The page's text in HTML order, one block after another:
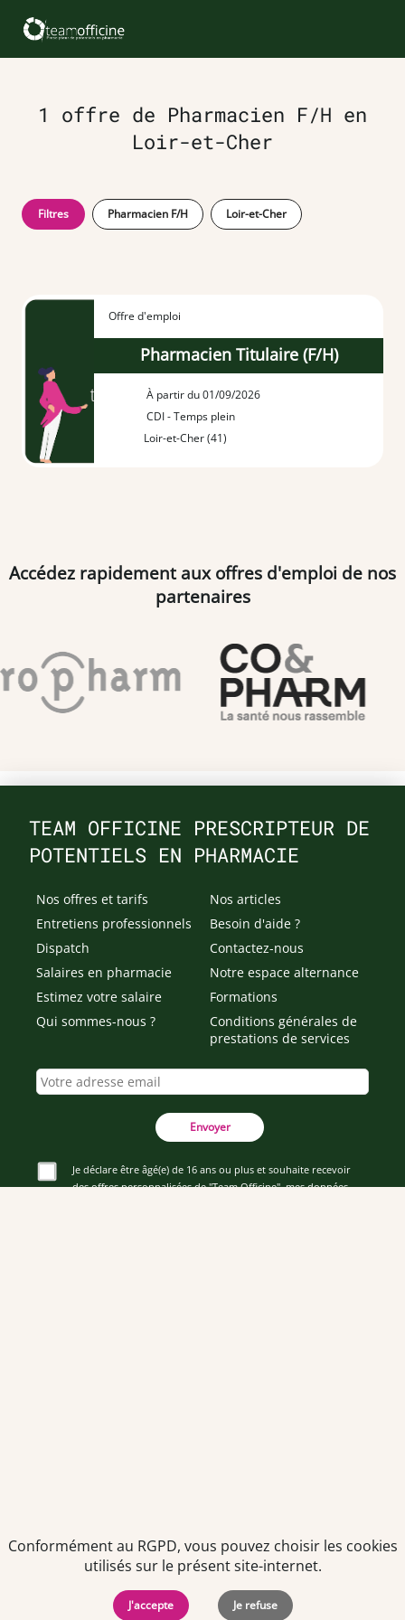
1 offre de Pharmacien F/H en
Loir-et-Cher
Filtres Pharmacien F/H Loir-et-Cher
Offre d'emploi
Pharmacien Titulaire (F/H)
À partir du 01/09/2026
CDI - Temps plein
Loir-et-Cher (41)
Accédez rapidement aux offres d'emploi de nos
partenaires
TEAM OFFICINE PRESCRIPTEUR DE
POTENTIELS EN PHARMACIE
Nos offres et tarifs
Entretiens professionnels
Dispatch
Salaires en pharmacie
Estimez votre salaire
Qui sommes-nous ?
Nos articles
Besoin d'aide ?
Contactez-nous
Notre espace alternance
Formations
Conditions générales de
prestations de services
Envoyer
Je déclare être âgé(e) de 16 ans ou plus et souhaite recevoir
des offres personnalisées de "Team Officine", mes données
données
personnelles
Officine. Tous droits
réservés.
cookies
Conformément au RGPD, vous pouvez choisir les cookies
utilisés sur le présent site-internet.
J'accepte Je refuse